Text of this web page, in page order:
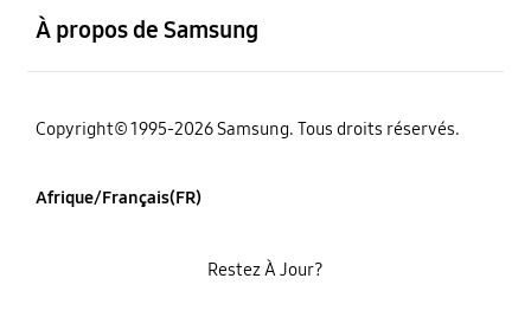
À propos de Samsung
Copyright© 1995-2026 Samsung. Tous droits réservés.
Afrique/Français(FR)
Restez À Jour?